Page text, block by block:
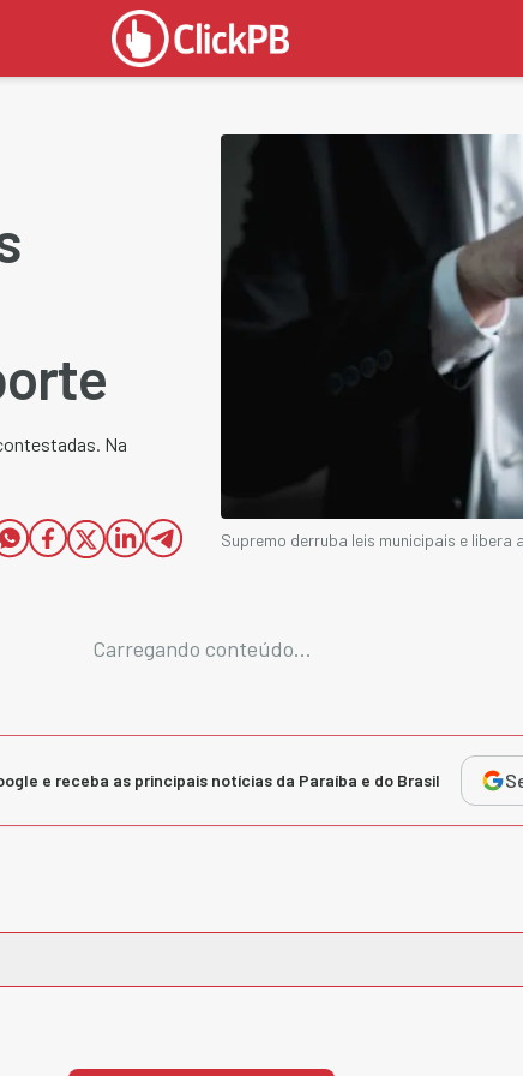
Na
Supremo derruba leis municipais e
Carregando conteúdo...
e receba as principais notícias da Paraíba e do Brasil